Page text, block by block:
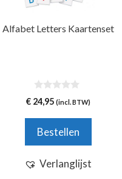
Alfabet Letters Kaartenset
0
v
5
€24,95 (incl. BTW)
Bestellen
Verlanglijst